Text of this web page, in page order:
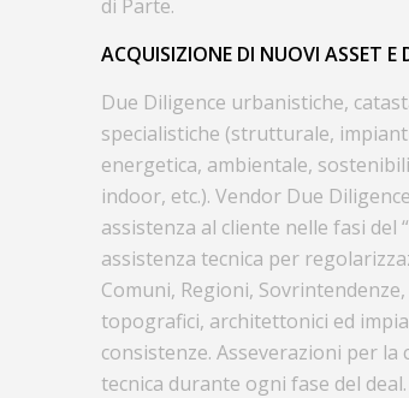
di Parte.
ACQUISIZIONE DI NUOVI ASSET E
Due Diligence urbanistiche,
specialistiche (strutturale,
energetica, ambientale,
indoor, etc.). Vendor Due
assistenza al cliente nelle fasi del
assistenza tecnica per
Comuni, Regioni,
topografici, architettonici ed
consistenze. Asseverazioni per
tecnica durante ogni fase del deal.